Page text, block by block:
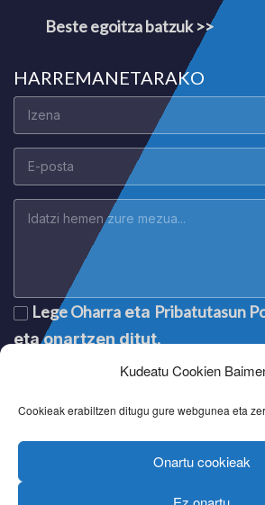
Kudeatu Cookien
Cookieak erabiltzen ditugu gure webgunea eta
Onartu cookieak
Beste egoitza batzuk >>
HARREMANETARAKO
Lege Oharra eta Pribatutasun
eta onartzen ditut.